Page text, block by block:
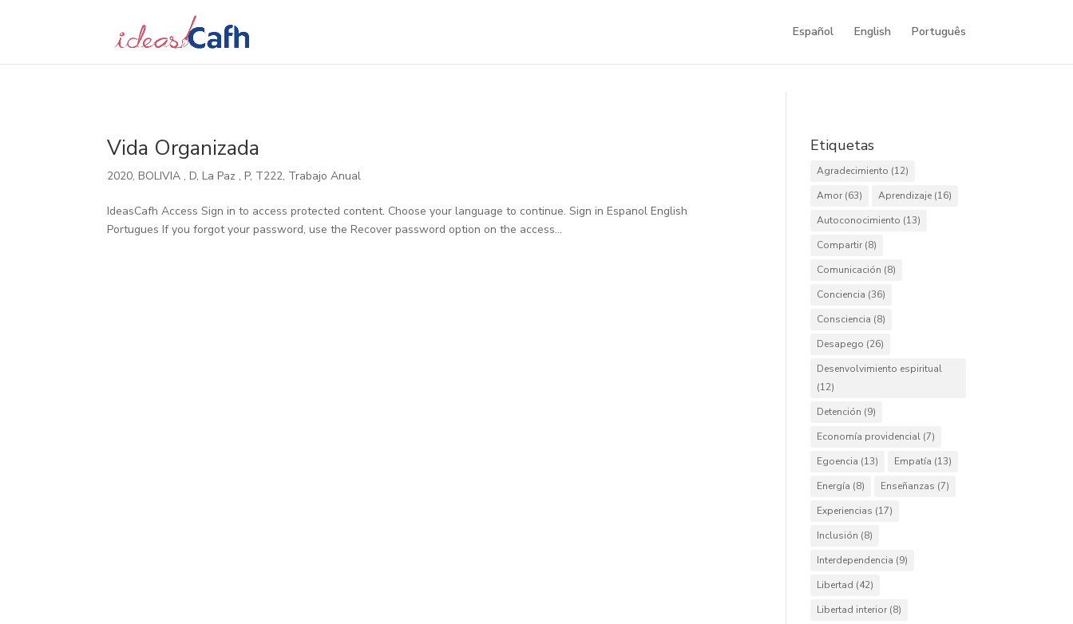
Español English Português
Vida Organizada
2020,BOLIVIA ,D,La Paz ,P, T222, Trabajo Anual
IdeasCafh Access Sign in to access protected content. Choose your language to continue. Sign in Espanol English
Portugues If you forgot your password, use the Recover password option on the access...
Etiquetas
Agradecimiento (12)
Amor (63) Aprendizaje (16)
Autoconocimiento (13)
Compartir (8)
Comunicación (8)
Conciencia (36)
Consciencia (8)
Desapego (26)
Desenvolvimiento espiritual
(12)
Detención (9)
Economía providencial (7)
Egoencia (13) Empatía (13)
Energía (8) Enseñanzas (7)
Experiencias (17)
Inclusión (8)
Interdependencia (9)
Libertad (42)
Libertad interior (8)